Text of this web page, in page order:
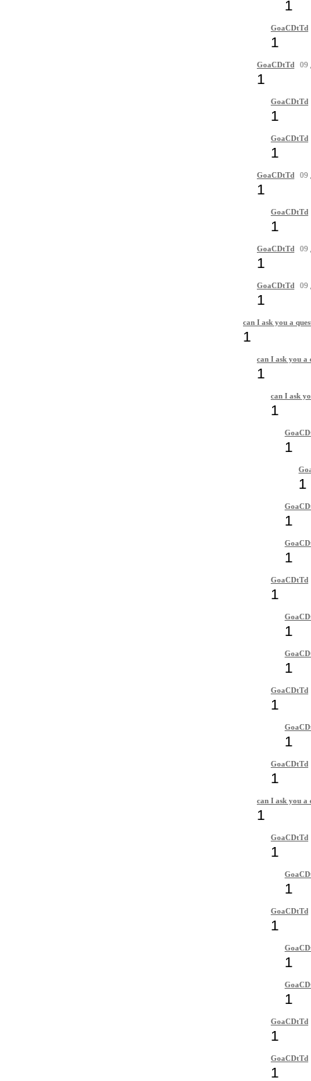
1
GoaCDtTd
1
GoaCDtTd 09
1
GoaCDtTd
1
GoaCDtTd
1
GoaCDtTd 09
1
GoaCDtTd
1
GoaCDtTd 09
1
GoaCDtTd 09
1
can I ask you a
1
can I ask you a
1
can I ask
1
1
1
1
1
GoaCDtTd
1
1
1
GoaCDtTd
1
1
GoaCDtTd
1
can I ask you a
1
GoaCDtTd
1
1
GoaCDtTd
1
1
1
GoaCDtTd
1
GoaCDtTd
1